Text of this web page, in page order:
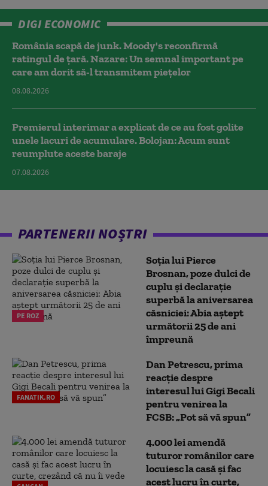
DIGI ECONOMIC
România scapă de junk. Moody's reconfirmă
ratingul de țară. Nazare: Un semnal important pe
care am dorit să-l transmitem piețelor
08.08.2026
Premierul interimar a explicat de ce au fost golite
unele lacuri de acumulare. Bolojan: Acum sunt
reumplute aceste baraje
07.08.2026
PARTENERII NOȘTRI
PE ROZ
Soția lui Pierce
Brosnan, poze dulci de
cuplu și declarație
superbă la aniversarea
căsniciei: Abia aștept
următorii 25 de ani
împreună
FANATIK.RO
Dan Petrescu, prima
reacție despre
interesul lui Gigi Becali
pentru venirea la
FCSB: „Pot să vă spun”
4.000 lei amendă
tuturor românilor care
locuiesc la casă și fac
acest lucru în curte,